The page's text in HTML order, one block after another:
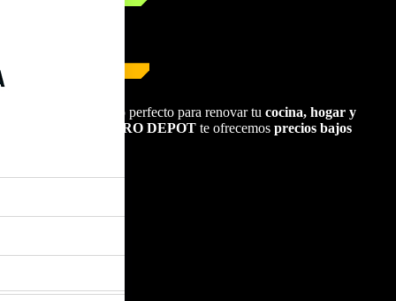
. Es el momento perfecto para renovar tu cocina, hogar y
¡Pero en ELECTRO DEPOT te ofrecemos precios bajos
precio y calidad.